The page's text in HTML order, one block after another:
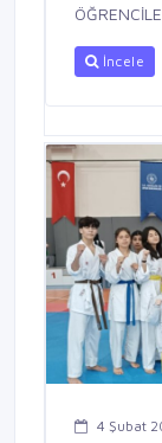
İncele
4 Şubat